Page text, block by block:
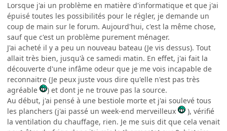
Lorsque j'ai un problème en matière d'informatique et que j'ai
épuisé toutes les possibilités pour le régler, je demande un
coup de main sur le forum. Aujourd'hui, c'est la même chose,
sauf que c'est un problème purement ménager.
J'ai acheté il y a peu un nouveau bateau (Je vis dessus). Tout
allait très bien, jusqu'à ce samedi matin. En effet, j'ai fait la
découverte d'une infâme odeur que je me vois incapable de
reconnaitre (Je peux juste vous dire qu'elle n'est pas très
agréable
) et dont je ne trouve pas la source.
Au début, j'ai pensé à une bestiole morte et j'ai soulevé tous
les planchers (j'ai passé un week-end merveilleux
), vérifié
la ventilation du chauffage, rien. Je me suis dit que cela venait